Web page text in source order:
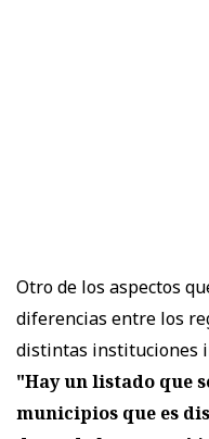
Otro de los aspectos
diferencias entre los
distintas instituciones
"Hay un listado que
municipios que es